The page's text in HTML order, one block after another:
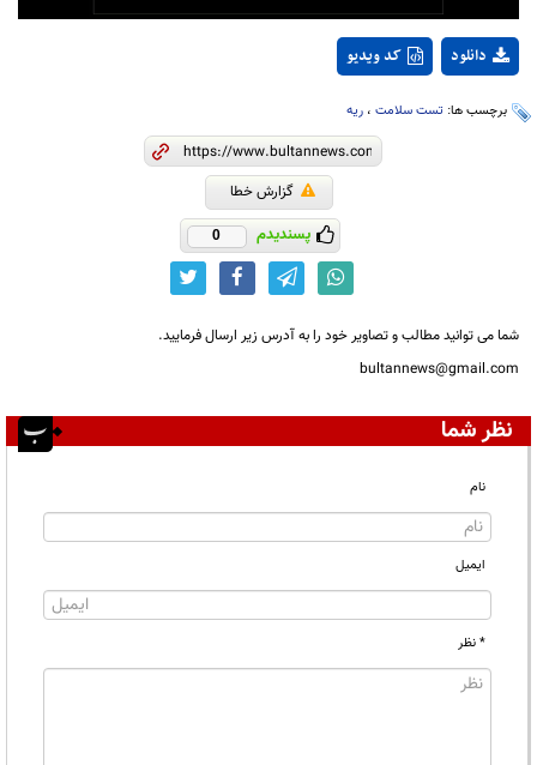
کد ویدیو دانلود
برچسب ها: تست سلامت ، ریه
گزارش خطا
پسندیدم 0
شما می توانید مطالب و تصاویر خود را به آدرس زیر ارسال فرمایید.
bultannews@gmail.com
نظر شما
نام
ایمیل
* نظر